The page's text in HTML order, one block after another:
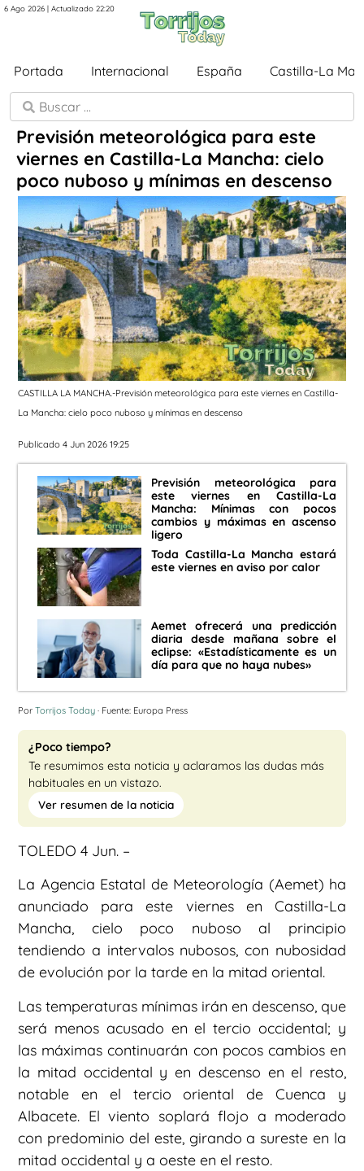
6 Ago 2026 | Actualizado 22:20
Portada Internacional España Castilla-La
Previsión meteorológica para este
viernes en Castilla-La Mancha: cielo
poco nuboso y mínimas en descenso
CASTILLA LA MANCHA.-Previsión meteorológica para este viernes en Castilla-
La Mancha: cielo poco nuboso y mínimas en descenso
Publicado 4 Jun 2026 19:25
Previsión meteorológica para
este viernes en Castilla-La
Mancha: Mínimas con pocos
cambios y máximas en ascenso
ligero
Toda Castilla-La Mancha estará
este viernes en aviso por calor
Aemet ofrecerá una predicción
diaria desde mañana sobre el
eclipse: «Estadísticamente es un
día para que no haya nubes»
Por Torrijos Today · Fuente: Europa Press
¿Poco tiempo?
Te resumimos esta noticia y aclaramos las dudas más
habituales en un vistazo.
Ver resumen de la noticia
TOLEDO 4 Jun. –
La Agencia Estatal de Meteorología (Aemet) ha
anunciado para este viernes en Castilla-La
Mancha, cielo poco nuboso al principio
tendiendo a intervalos nubosos, con nubosidad
de evolución por la tarde en la mitad oriental.
Las temperaturas mínimas irán en descenso, que
será menos acusado en el tercio occidental; y
las máximas continuarán con pocos cambios en
la mitad occidental y en descenso en el resto,
notable en el tercio oriental de Cuenca y
Albacete. El viento soplará flojo a moderado
con predominio del este, girando a sureste en la
mitad occidental y a oeste en el resto.